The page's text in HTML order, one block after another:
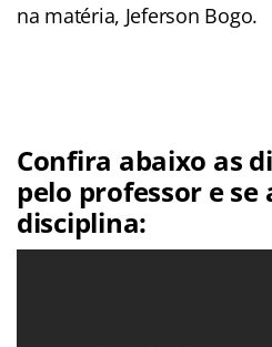
na matéria, Jeferson Bogo.
Confira abaixo as
pelo professor e
disciplina: